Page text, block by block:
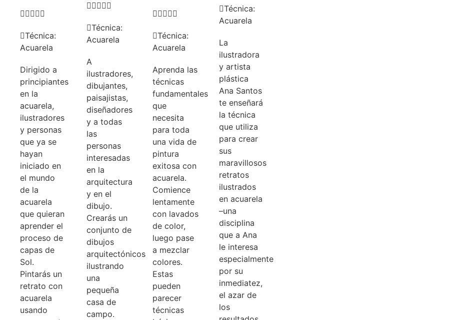

Técnica:
Acuarela
Dirigido a
principiantes
en la
acuarela,
ilustradores
y personas
que ya se
hayan
iniciado en
el mundo
de la
acuarela
que quieran
aprender el
proceso de
capas de
Sol.
Pintarás un
retrato con
acuarela
usando

Técnica:
Acuarela
A
ilustradores,
dibujantes,
paisajistas,
diseñadores
y a todas
las
personas
interesadas
en la
arquitectura
y en el
dibujo.
Crearás un
conjunto de
dibujos
arquitectónicos
ilustrando
una
pequeña
casa de
campo.

Técnica:
Acuarela
Aprenda las
técnicas
fundamentales
que
necesita
para toda
una vida de
pintura
exitosa con
acuarela.
Comience
lentamente
con lavados
de color,
luego pase
a mezclar
colores.
Estas
pueden
parecer
técnicas
Técnica:
Acuarela
La
ilustradora
y artista
plástica
Ana Santos
te enseñará
la técnica
que utiliza
para crear
sus
maravillosos
retratos
ilustrados
en acuarela
–una
disciplina
que a Ana
le interesa
especialmente
por su
inmediatez,
el azar de
los